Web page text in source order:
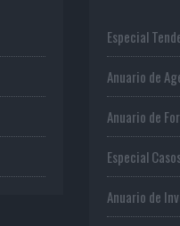
Especial
Anuario de
Anuario de
Especial
Anuario de